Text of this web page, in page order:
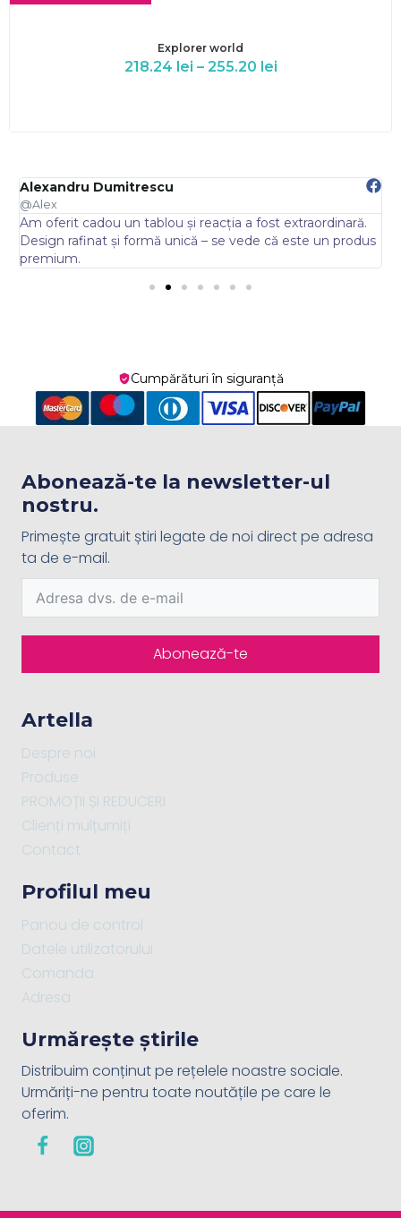
Explorer world
218.24 lei – 255.20 lei
Alexandru Dumitrescu
@Alex
Am oferit cadou un tablou și reacția a fost extraordinară.
Design rafinat și formă unică – se vede că este un produs
premium.
Cumpărături în siguranță
Urmărește știrile
Distribuim conținut pe rețelele noastre sociale.
Urmăriți-ne pentru toate noutățile pe care le
oferim.
Profilul meu
Panou de control
Datele utilizatorului
Comanda
Adresa
Artella
Despre noi
Produse
PROMOȚII ȘI REDUCERI
Clienți mulțumiți
Contact
Abonează-te la newsletter-ul
nostru.
Primește gratuit știri legate de noi direct pe adresa
ta de e-mail.
Abonează-te